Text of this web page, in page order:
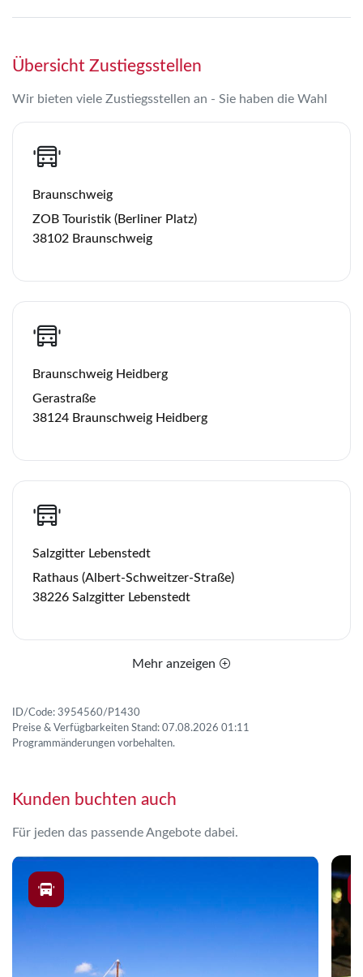
Übersicht Zustiegsstellen
Wir bieten viele Zustiegsstellen an - Sie haben die Wahl
Braunschweig
ZOB Touristik (Berliner Platz)
38102 Braunschweig
Braunschweig Heidberg
Gerastraße
38124 Braunschweig Heidberg
Salzgitter Lebenstedt
Rathaus (Albert-Schweitzer-Straße)
38226 Salzgitter Lebenstedt
Mehr anzeigen
ID/Code: 3954560/P1430
Preise & Verfügbarkeiten Stand: 07.08.2026 01:11
Programmänderungen vorbehalten.
Kunden buchten auch
Für jeden das passende Angebote dabei.